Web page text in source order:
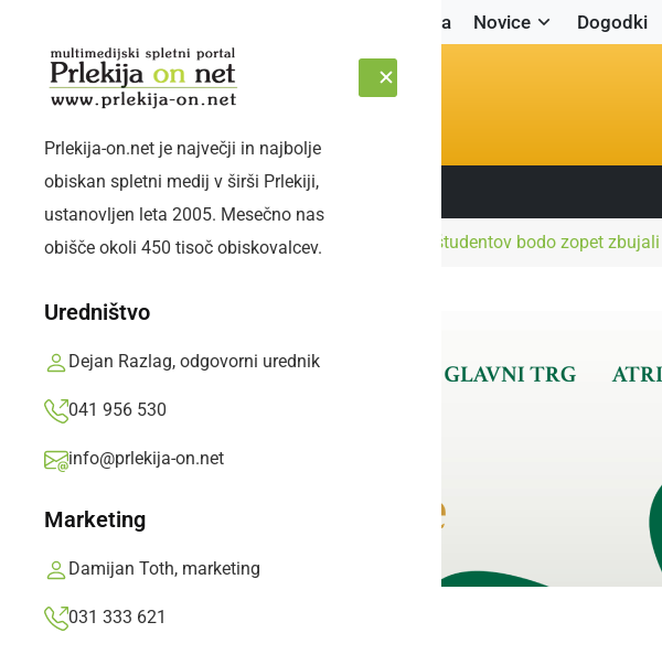
Naslovnica Novice Dogodki
ČETRTEK, 6. AVGUST 2026 Sledite nam:
Prlekija-on.net je največji in najbolje
obiskan spletni medij v širši Prlekiji,
ustanovljen leta 2005. Mesečno nas
obišče okoli 450 tisoč obiskovalcev.
Uredništvo
Dejan Razlag, odgovorni urednik
041 956 530
info@prlekija-on.net
Marketing
Damijan Toth, marketing
031 333 621
Naslovnica DružabnoV Klubu ormoških študentov bodo zopet